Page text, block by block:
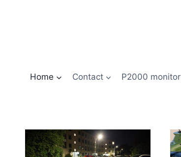
Home Contact P2000 monitor